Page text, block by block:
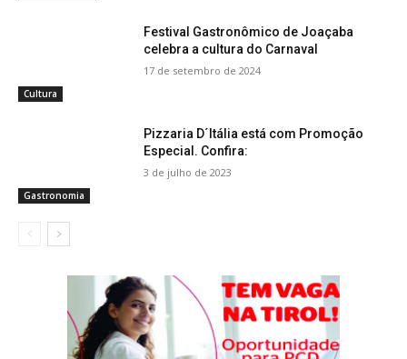
Cultura
Festival Gastronômico de Joaçaba
celebra a cultura do Carnaval
17 de setembro de 2024
Gastronomia
Pizzaria D´Itália está com Promoção
Especial. Confira:
3 de julho de 2023